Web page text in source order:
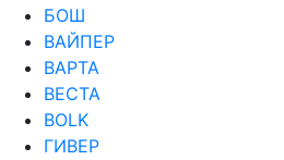
БОШ
ВАЙПЕР
ВАРТА
ВЕСТА
ВОLK
ГИВЕР